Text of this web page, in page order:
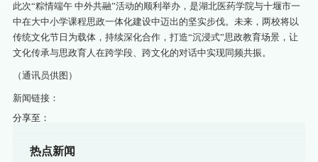
此次“粽情端午 中外共融”活动的顺利举办，是湖北医药学院与十堰市一
中在大中小学课程思政一体化建设中迈出的坚实步伐。未来，两校将以
传统文化节日为载体，持续深化合作，打造“沉浸式”思政教育场景，让
文化传承与思政育人在跨学段、跨文化的对话中实现同频共振。
（通讯员供图）
新闻链接：
分享至：
热点新闻